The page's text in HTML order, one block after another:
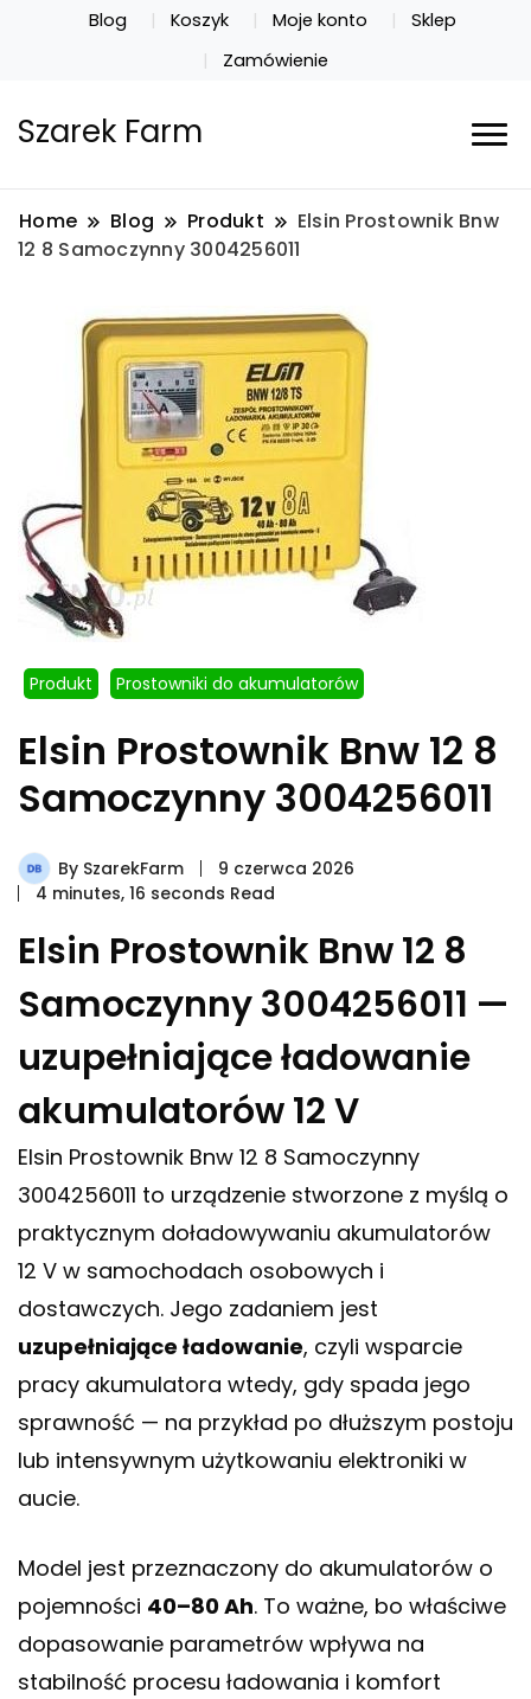
Blog Koszyk Moje konto
Sklep
Zamówienie
Szarek Farm
Home Blog Produkt
Elsin Prostownik Bnw
12 8 Samoczynny 3004256011
Produkt Prostowniki do akumulatorów
Elsin Prostownik Bnw 12 8
Samoczynny 3004256011
By SzarekFarm
9 czerwca 2026
4 minutes, 16 seconds Read
Elsin Prostownik Bnw 12 8
Samoczynny 3004256011 —
uzupełniające ładowanie
akumulatorów 12 V
Elsin Prostownik Bnw 12 8 Samoczynny
3004256011 to urządzenie stworzone z myślą o
praktycznym doładowywaniu akumulatorów
12 V w samochodach osobowych i
dostawczych. Jego zadaniem jest
uzupełniające ładowanie, czyli wsparcie
pracy akumulatora wtedy, gdy spada jego
sprawność — na przykład po dłuższym postoju
lub intensywnym użytkowaniu elektroniki w
aucie.
Model jest przeznaczony do akumulatorów o
pojemności 40–80 Ah. To ważne, bo właściwe
dopasowanie parametrów wpływa na
stabilność procesu ładowania i komfort